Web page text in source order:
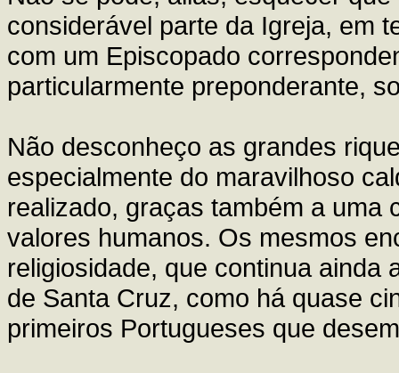
considerável parte da Igreja, em
com um Episcopado
particularmente preponderante,
Não desconheço as grandes
especialmente do maravilhoso
realizado, graças também a uma
valores humanos. Os mesmos
religiosidade, que continua ainda
de Santa Cruz, como há quase
primeiros Portugueses que